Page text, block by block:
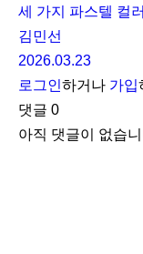
세 가지 파스텔 컬
김민선
2026.03.23
로그인하거나 가입
댓글 0
아직 댓글이 없습